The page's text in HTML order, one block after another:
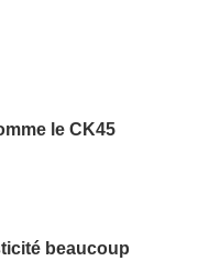
le CK45
beaucoup